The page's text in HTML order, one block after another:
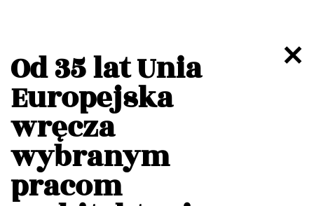
Od 35 lat Unia
Europejska
wręcza
wybranym
pracom